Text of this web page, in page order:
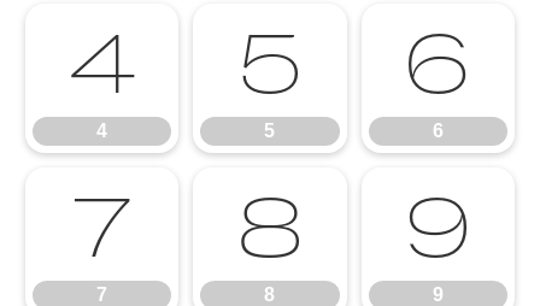
4
4
5
5
6
6
7
7
8
8
9
9